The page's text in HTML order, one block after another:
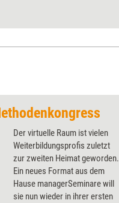
Der virtuelle Raum ist vielen
Weiterbildungsprofis zuletzt
zur zweiten Heimat geworden.
Ein neues Format aus dem
Hause managerSeminare will
sie nun wieder in ihrer ersten